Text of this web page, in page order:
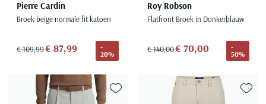
Pierre Cardin
Broek beige normale fit katoen
€ 109,99€ 87,99
-
20%
Roy Robson
Flatfront Broek in Donkerblauw
€ 140,00€ 70,00
-
50%
Toevoegen aan favorieten